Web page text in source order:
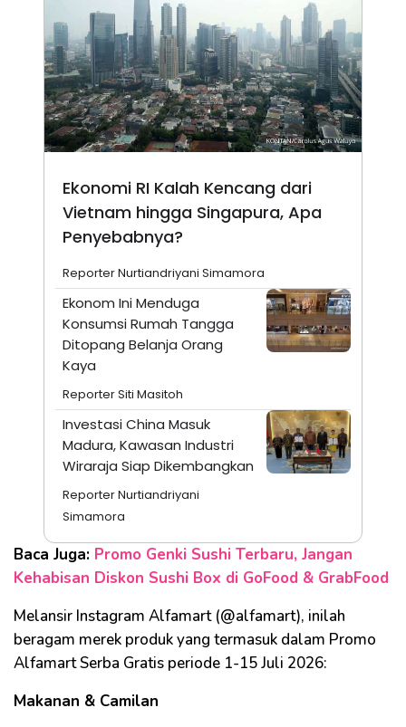
Ekonomi RI Kalah Kencang dari
Vietnam hingga Singapura, Apa
Penyebabnya?
Reporter Nurtiandriyani Simamora
Ekonom Ini Menduga
Konsumsi Rumah Tangga
Ditopang Belanja Orang
Kaya
Reporter Siti Masitoh
Investasi China Masuk
Madura, Kawasan Industri
Wiraraja Siap Dikembangkan
Reporter Nurtiandriyani
Simamora
Baca Juga: Promo Genki Sushi Terbaru, Jangan
Kehabisan Diskon Sushi Box di GoFood & GrabFood
Melansir Instagram Alfamart (@alfamart), inilah
beragam merek produk yang termasuk dalam Promo
Alfamart Serba Gratis periode 1-15 Juli 2026:
Makanan & Camilan